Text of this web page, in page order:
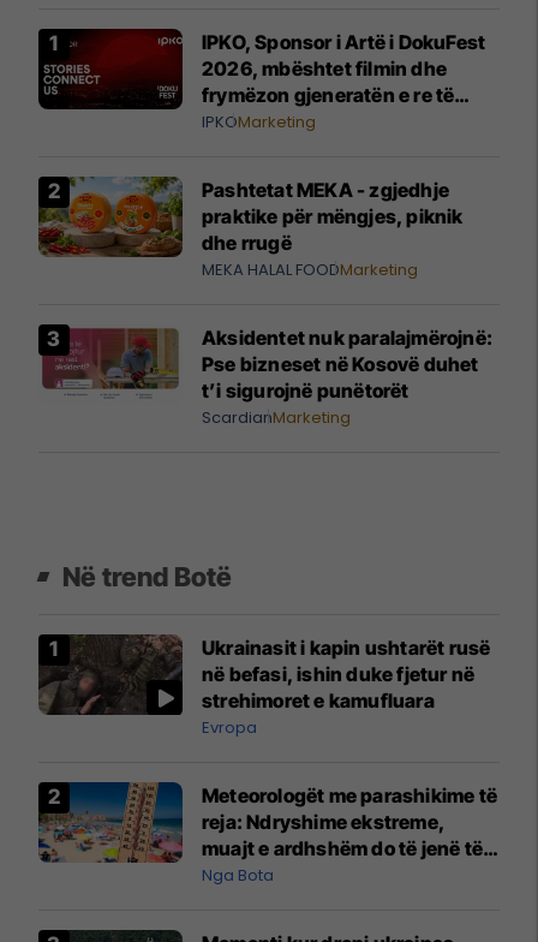
IPKO, Sponsor i Artë i DokuFest
2026, mbështet filmin dhe
frymëzon gjeneratën e re të
krijuesve
IPKOMarketing
Pashtetat MEKA - zgjedhje
praktike për mëngjes, piknik
dhe rrugë
MEKA HALAL FOODMarketing
Aksidentet nuk paralajmërojnë:
Pse bizneset në Kosovë duhet
t’i sigurojnë punëtorët
ScardianMarketing
Në trend Botë
Ukrainasit i kapin ushtarët rusë
në befasi, ishin duke fjetur në
strehimoret e kamufluara
Evropa
Meteorologët me parashikime të
reja: Ndryshime ekstreme,
muajt e ardhshëm do të jenë të
pazakontë
Nga Bota